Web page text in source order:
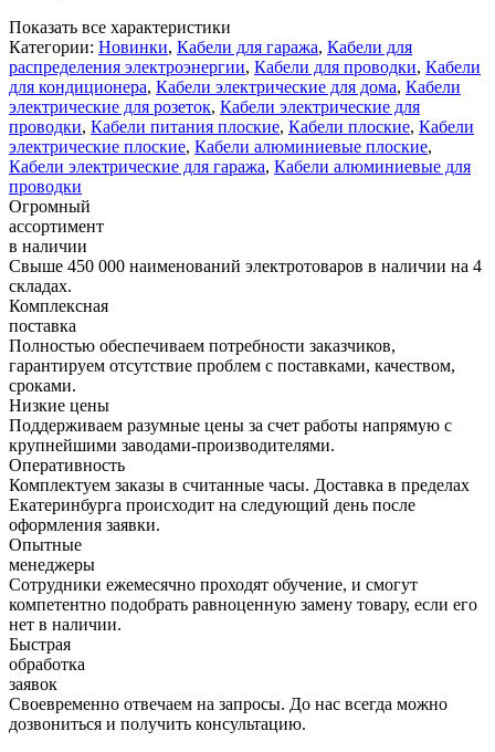
Показать все характеристики
Категории: Новинки, Кабели для гаража, Кабели для
распределения электроэнергии, Кабели для проводки, Кабели
для кондиционера, Кабели электрические для дома, Кабели
электрические для розеток, Кабели электрические для
проводки, Кабели питания плоские, Кабели плоские, Кабели
электрические плоские, Кабели алюминиевые плоские,
Кабели электрические для гаража, Кабели алюминиевые для
проводки
Огромный
ассортимент
в наличии
Свыше 450 000 наименований электротоваров в наличии на 4
складах.
Комплексная
поставка
Полностью обеспечиваем потребности заказчиков,
гарантируем отсутствие проблем с поставками, качеством,
сроками.
Низкие цены
Поддерживаем разумные цены за счет работы напрямую с
крупнейшими заводами-производителями.
Оперативность
Комплектуем заказы в считанные часы. Доставка в пределах
Екатеринбурга происходит на следующий день после
оформления заявки.
Опытные
менеджеры
Сотрудники ежемесячно проходят обучение, и смогут
компетентно подобрать равноценную замену товару, если его
нет в наличии.
Быстрая
обработка
заявок
Своевременно отвечаем на запросы. До нас всегда можно
дозвониться и получить консультацию.